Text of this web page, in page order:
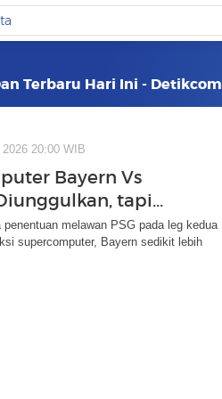
Terbaru Hari Ini - Detikcom
20:00 WIB
Bayern Vs
tapi...
melawan PSG pada leg kedua
supercomputer, Bayern sedikit lebih